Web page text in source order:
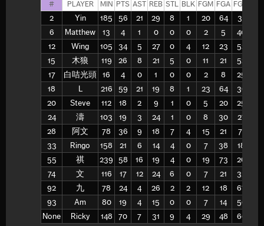
# PLAYER MIN PTS AST REB STL BLK FGM FGA FG%
2 Yin 185 56 21 29 8 1 20 64 31
6
Matthew 13 4 1 0 0 0 2 5 40
12
Wing 105 34 5 27 0 4 12 23 52
15
木狼 119 26 8 21 5 0 11 21 52
17
白咭光頭 16 4 0 1 0 0 2 8 25
18
L 216 59 21 19 8 1 23 64 36
20
Steve 112 18 2 9 1 0 5 20 25
24
濤 103 19 3 24 1 0 8 30 27
28
阿文 78 36 9 18 7 4 15 21 71
33
Ringo 158 21 6 14 4 0 7 38 18
55
祺 239 58 16 19 4 0 19 73 26
74
文 116 17 12 24 6 0 7 21 33
92
九 78 24 4 26 2 2 12 18 67
93
Am 80 19 4 15 0 0 7 14 50
None
Ricky 148 70 7 31 9 4 29 48 60